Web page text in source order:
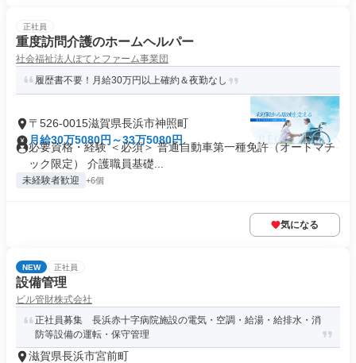
正社員
重度訪問介護のホームヘルパー
社会福祉法人ぽてとファーム事業団
履歴書不要！月給30万円以上確約＆夜勤なし
〒526-0015滋賀県長浜市神照町
月給30万5080円～33万5080円
必要資格・経験 ＜必須＞ 普通自動車第一種免許（オートマチ
ック限定） 介護職員基礎...
未経験者歓迎 +6個
気になる
NEW 正社員
設備管理
ビル管財株式会社
正社員募集 長浜赤十字病院施設の電気・空調・給湯・給排水・消
防等設備の運転・保守管理
滋賀県長浜市宮前町